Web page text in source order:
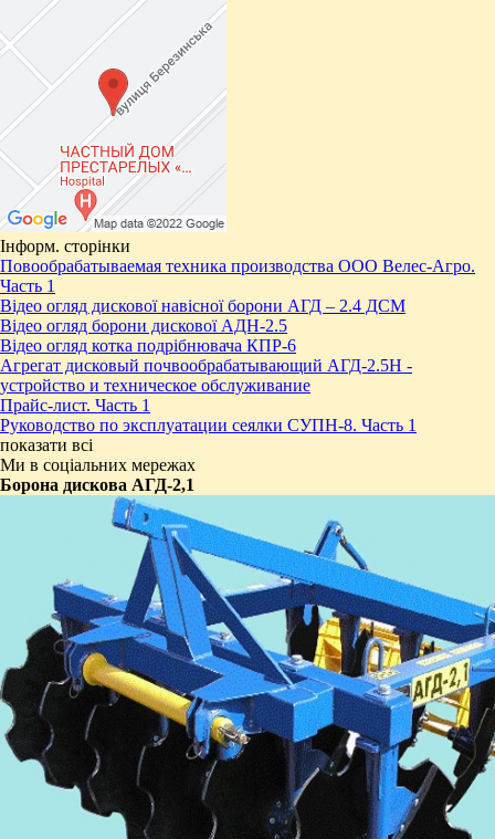
Інформ. сторінки
Повообрабатываемая техника производства ООО Велес-Агро.
Часть 1
Відео огляд дискової навісної борони АГД – 2.4 ДСМ
Відео огляд борони дискової АДН-2.5
Відео огляд котка подрібнювача КПР-6
Агрегат дисковый почвообрабатывающий АГД-2.5Н -
устройство и техническое обслуживание
Прайс-лист. Часть 1
Руководство по эксплуатации сеялки СУПН-8. Часть 1
показати всі
Ми в соціальних мережах
Борона дискова АГД-2,1